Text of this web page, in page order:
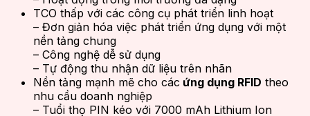
TCO thấp với các công cụ phát triển linh hoạt
– Đơn giản hóa việc phát triển ứng dụng với một
nền tảng chung
– Công nghệ dễ sử dụng
– Tự động thu nhận dữ liệu trên nhãn
Nền tảng mạnh mẽ cho các ứng dụng RFID theo
nhu cầu doanh nghiệp
– Tuổi thọ PIN kéo với 7000 mAh Lithium Ion